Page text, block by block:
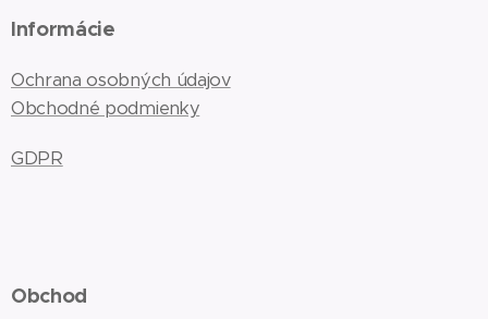
Informácie
Ochrana osobných údajov
Obchodné podmienky
GDPR
Obchod